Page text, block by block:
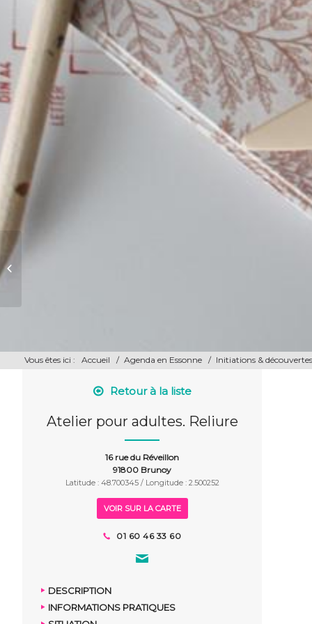
Vous êtes ici : Accueil / Agenda en Essonne / Initiations & découvertes
Retour à la liste
Atelier pour adultes. Reliure
16 rue du Réveillon
91800 Brunoy
Latitude : 48.700345 / Longitude : 2.500252
VOIR SUR LA CARTE
01 60 46 33 60
DESCRIPTION
INFORMATIONS PRATIQUES